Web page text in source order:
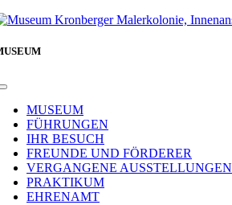
Toggle
NavigationMUSEUM
FÜHRUNGEN
IHR BESUCH
FREUNDE UND FÖRDERER
VERGANGENE AUSSTELLUNGEN
PRAKTIKUM
EHRENAMT